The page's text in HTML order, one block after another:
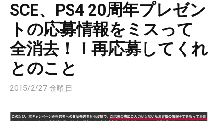
SCE、PS4 20周年プレゼン
トの応募情報をミスって
全消去！！再応募してくれ
とのこと
2015/2/27 金曜日